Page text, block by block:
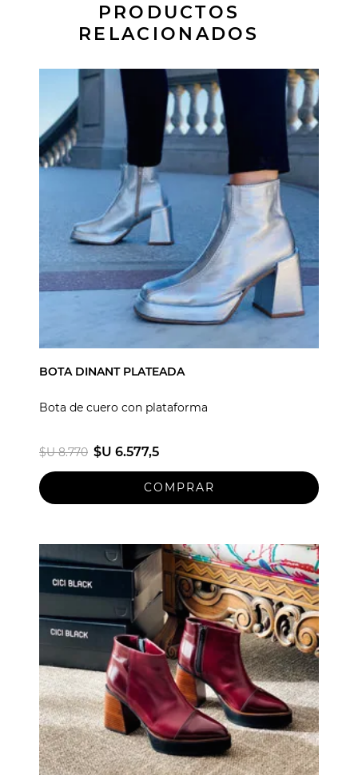
PRODUCTOS
RELACIONADOS
BOTA DINANT PLATEADA
Bota de cuero con plataforma
$U 8.770 $U 6.577,5